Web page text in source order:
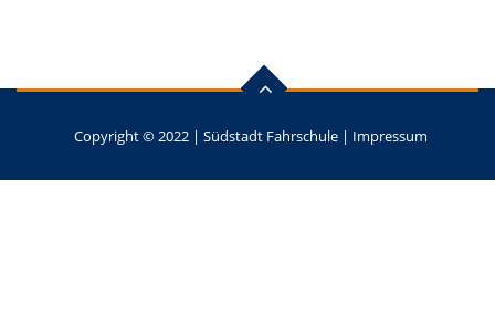
Copyright © 2022 | Südstadt Fahrschule | Impressum